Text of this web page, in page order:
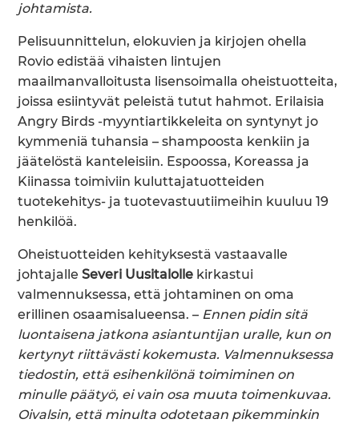
johtamista.
Pelisuunnittelun, elokuvien ja kirjojen ohella
Rovio edistää vihaisten lintujen
maailmanvalloitusta lisensoimalla oheistuotteita,
joissa esiintyvät peleistä tutut hahmot. Erilaisia
Angry Birds -myyntiartikkeleita on syntynyt jo
kymmeniä tuhansia – shampoosta kenkiin ja
jäätelöstä kanteleisiin. Espoossa, Koreassa ja
Kiinassa toimiviin kuluttajatuotteiden
tuotekehitys- ja tuotevastuutiimeihin kuuluu 19
henkilöä.
Oheistuotteiden kehityksestä vastaavalle
johtajalleSeveri Uusitalolle kirkastui
valmennuksessa, että johtaminen on oma
erillinen osaamisalueensa. – Ennen pidin sitä
luontaisena jatkona asiantuntijan uralle, kun on
kertynyt riittävästi kokemusta. Valmennuksessa
tiedostin, että esihenkilönä toimiminen on
minulle päätyö, ei vain osa muuta toimenkuvaa.
Oivalsin, että minulta odotetaan pikemminkin